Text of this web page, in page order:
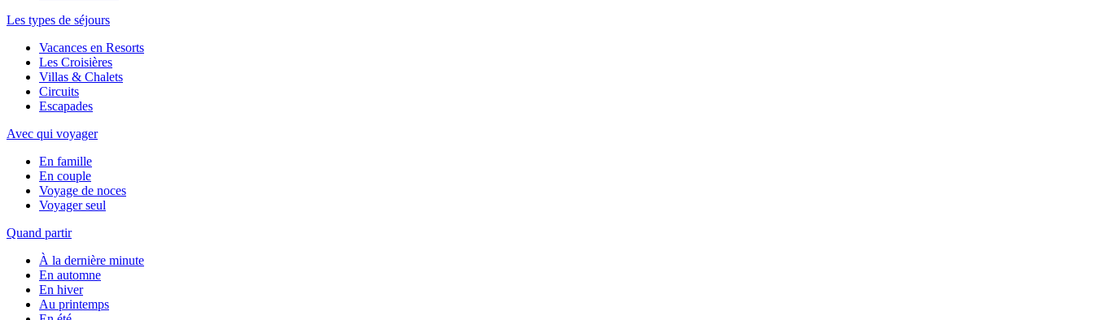
Les types de séjours
Vacances en Resorts
Les Croisières
Villas & Chalets
Circuits
Escapades
Avec qui voyager
En famille
En couple
Voyage de noces
Voyager seul
Quand partir
À la dernière minute
En automne
En hiver
Au printemps